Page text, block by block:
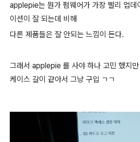
applepie는 뭔가 펌웨어가 가장 빨리 업데
이션이 잘 되는데 비해
다른 제품들은 잘 안되는 느낌이 든다.
그래서 applepie 를 사야 하나 고민 했지
케이스 갈이 같아서 그냥 구입 ㄱㄱ